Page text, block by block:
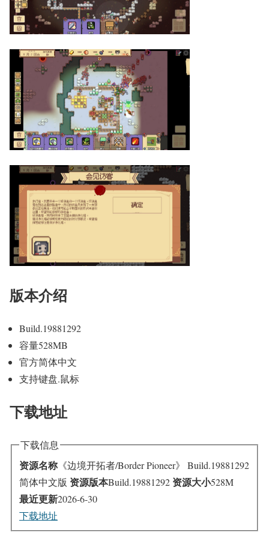
版本介绍
Build.19881292
容量528MB
官方简体中文
支持键盘.鼠标
下载地址
下载信息
资源名称 《边境开拓者/Border Pioneer》 Build.19881292
简体中文版 资源版本Build.19881292 资源大小528M
最近更新2026-6-30
下载地址